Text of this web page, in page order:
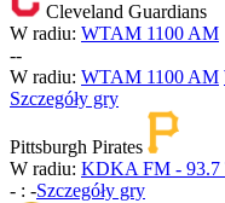
Cleveland Guardians
W radiu: WTAM 1100 AM
--
W radiu: WTAM 1100 AM
Szczegóły gry
Pittsburgh Pirates
W radiu: KDKA FM - 93.7
- : -Szczegóły gry